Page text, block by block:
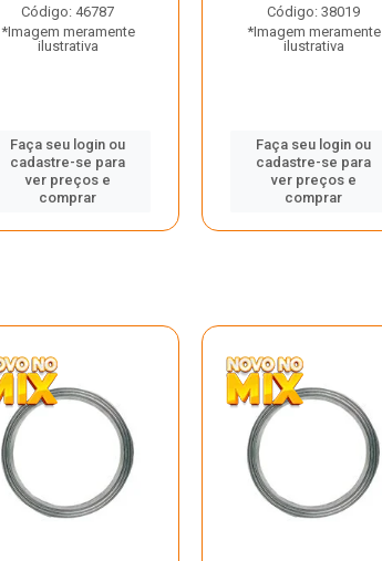
Código: 46787
*Imagem meramente
ilustrativa
Faça seu login ou
cadastre-se para
ver preços e
comprar
Código: 38019
*Imagem meramente
ilustrativa
Faça seu login ou
cadastre-se para
ver preços e
comprar